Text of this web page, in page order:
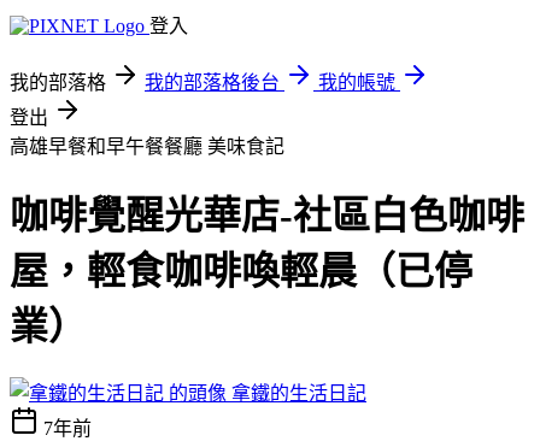
登入
我的部落格 我的部落格後台
我的帳號
登出
高雄早餐和早午餐餐廳 美味食記
咖啡覺醒光華店-社區白色咖啡
屋，輕食咖啡喚輕晨（已停
業）
拿鐵的生活日記
7年前